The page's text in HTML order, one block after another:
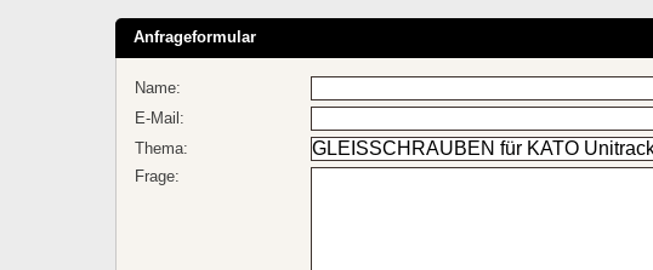
Anfrageformular
Name:
E-Mail:
Thema:
Frage: